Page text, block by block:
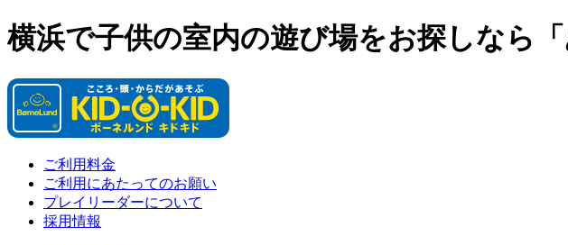
横浜で子供の室内の遊び場をお探しなら
ご利用料金
ご利用にあたってのお願い
プレイリーダーについて
採用情報